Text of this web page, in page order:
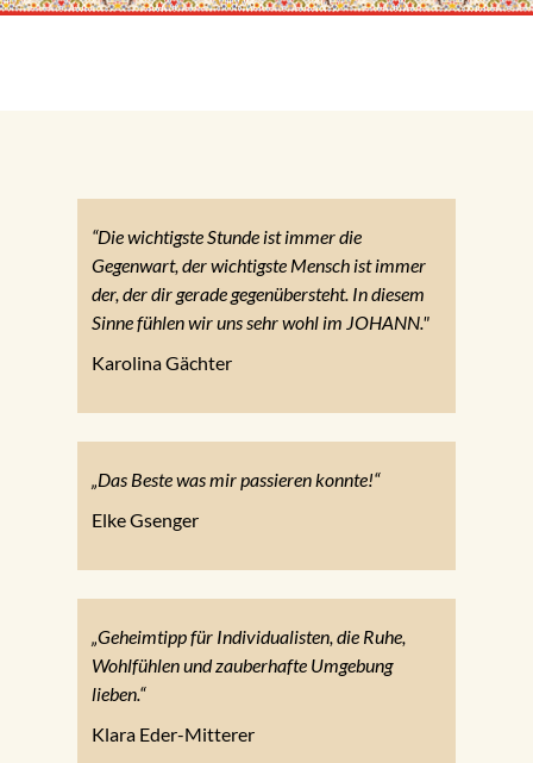
“Die wichtigste Stunde ist immer die
Gegenwart, der wichtigste Mensch ist immer
der, der dir gerade gegenübersteht. In diesem
Sinne fühlen wir uns sehr wohl im JOHANN."
Karolina Gächter
„Das Beste was mir passieren konnte!“
Elke Gsenger
„Geheimtipp für Individualisten, die Ruhe,
Wohlfühlen und zauberhafte Umgebung
lieben.“
Klara Eder-Mitterer